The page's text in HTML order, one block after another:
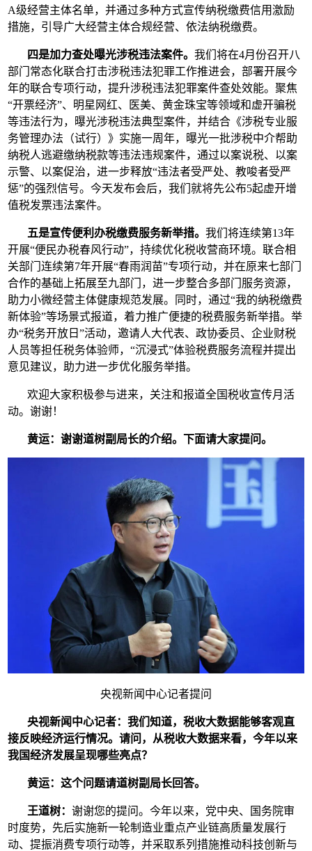
A级经营主体名单，并通过多种方式宣传纳税缴费信用激励
措施，引导广大经营主体合规经营、依法纳税缴费。
四是加力查处曝光涉税违法案件。我们将在4月份召开八
部门常态化联合打击涉税违法犯罪工作推进会，部署开展今
年的联合专项行动，提升涉税违法犯罪案件查处效能。聚焦
“开票经济”、明星网红、医美、黄金珠宝等领域和虚开骗税
等违法行为，曝光涉税违法典型案件，并结合《涉税专业服
务管理办法（试行）》实施一周年，曝光一批涉税中介帮助
纳税人逃避缴纳税款等违法违规案件，通过以案说税、以案
示警、以案促治，进一步释放“违法者受严处、教唆者受严
惩”的强烈信号。今天发布会后，我们就将先公布5起虚开增
值税发票违法案件。
五是宣传便利办税缴费服务新举措。我们将连续第13年
开展“便民办税春风行动”，持续优化税收营商环境。联合相
关部门连续第7年开展“春雨润苗”专项行动，并在原来七部门
合作的基础上拓展至九部门，进一步整合多部门服务资源，
助力小微经营主体健康规范发展。同时，通过“我的纳税缴费
新体验”等场景式报道，着力推广便捷的税费服务新举措。举
办“税务开放日”活动，邀请人大代表、政协委员、企业财税
人员等担任税务体验师，“沉浸式”体验税费服务流程并提出
意见建议，助力进一步优化服务举措。
欢迎大家积极参与进来，关注和报道全国税收宣传月活
动。谢谢！
黄运：谢谢道树副局长的介绍。下面请大家提问。
央视新闻中心记者提问
央视新闻中心记者：我们知道，税收大数据能够客观直
接反映经济运行情况。请问，从税收大数据来看，今年以来
我国经济发展呈现哪些亮点？
黄运：这个问题请道树副局长回答。
王道树：谢谢您的提问。今年以来，党中央、国务院审
时度势，先后实施新一轮制造业重点产业链高质量发展行
动、提振消费专项行动等，并采取系列措施推动科技创新与